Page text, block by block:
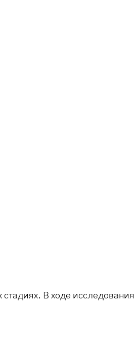
стадиях. В ходе исследования